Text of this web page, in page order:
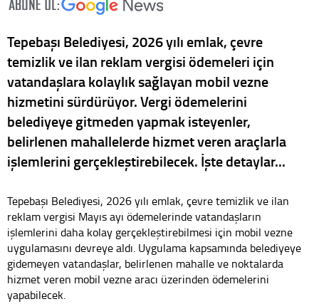
Tepebaşı Belediyesi, 2026 yılı emlak, çevre
temizlik ve ilan reklam vergisi ödemeleri için
vatandaşlara kolaylık sağlayan mobil vezne
hizmetini sürdürüyor. Vergi ödemelerini
belediyeye gitmeden yapmak isteyenler,
belirlenen mahallelerde hizmet veren araçlarla
işlemlerini gerçekleştirebilecek. İşte detaylar...
Tepebaşı Belediyesi, 2026 yılı emlak, çevre temizlik ve ilan
reklam vergisi Mayıs ayı ödemelerinde vatandaşların
işlemlerini daha kolay gerçekleştirebilmesi için mobil vezne
uygulamasını devreye aldı. Uygulama kapsamında belediyeye
gidemeyen vatandaşlar, belirlenen mahalle ve noktalarda
hizmet veren mobil vezne aracı üzerinden ödemelerini
yapabilecek.